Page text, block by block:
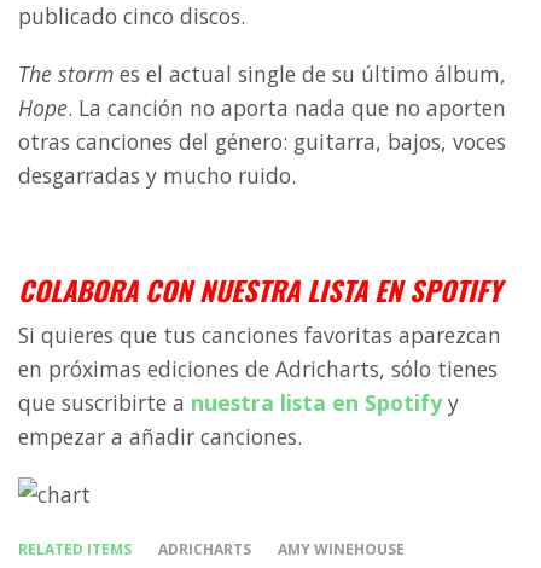
publicado cinco discos.
The storm es el actual single de su último álbum,
Hope. La canción no aporta nada que no aporten
otras canciones del género: guitarra, bajos, voces
desgarradas y mucho ruido.
COLABORA CON NUESTRA LISTA EN SPOTIFY
Si quieres que tus canciones favoritas aparezcan
en próximas ediciones de Adricharts, sólo tienes
que suscribirte a nuestra lista en Spotifyy
empezar a añadir canciones.
RELATED ITEMS ADRICHARTS
AMY WINEHOUSE